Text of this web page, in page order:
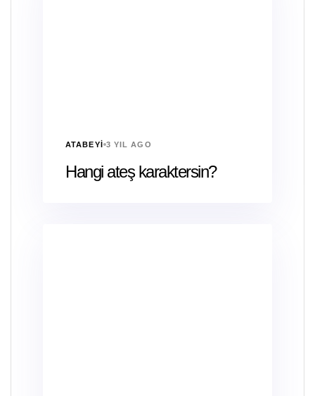
ATABEYI 3 YIL AGO
Hangi ateş karaktersin?